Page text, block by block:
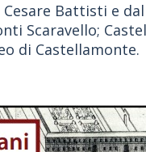
Battisti e
Scaravello;
di Castellamonte.